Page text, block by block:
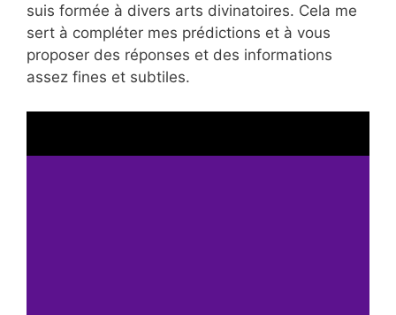
suis formée à divers arts divinatoires. Cela me
sert à compléter mes prédictions et à vous
proposer des réponses et des informations
assez fines et subtiles.